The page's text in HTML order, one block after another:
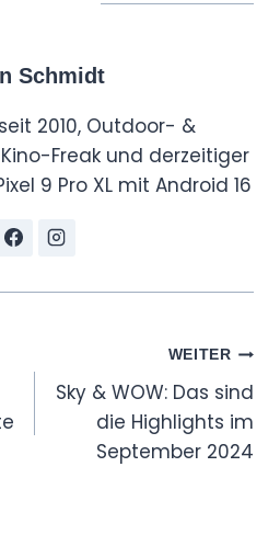
Schmidt
2010, Outdoor- &
Freak und derzeitiger
9 Pro XL mit Android 16
WEITER
Sky & WOW: Das sind
die Highlights im
September 2024